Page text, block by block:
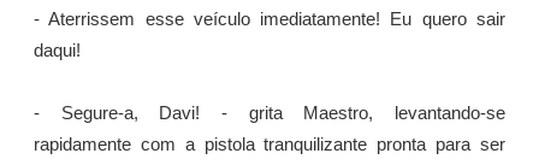
- Aterrissem esse veículo imediatamente! Eu quero sair
daqui!
- Segure-a, Davi! - grita Maestro, levantando-se
rapidamente com a pistola tranquilizante pronta para ser